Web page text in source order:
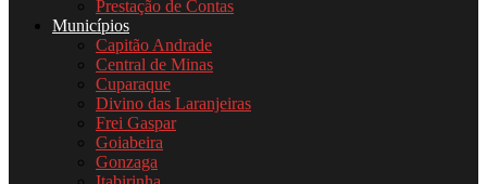
Prestação de Contas
Municípios
Capitão Andrade
Central de Minas
Cuparaque
Divino das Laranjeiras
Frei Gaspar
Goiabeira
Gonzaga